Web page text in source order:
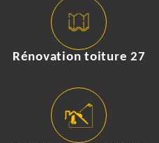
Rénovation toiture 27